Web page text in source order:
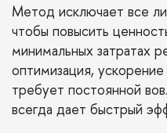
Метод исключает все
чтобы повысить
минимальных затратах
оптимизация,
требует постоянной
всегда дает быстрый